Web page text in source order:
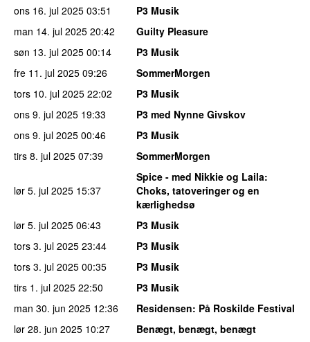
ons 16. jul 2025 03:51
P3 Musik
man 14. jul 2025 20:42
Guilty Pleasure
søn 13. jul 2025 00:14
P3 Musik
fre 11. jul 2025 09:26
SommerMorgen
tors 10. jul 2025 22:02
P3 Musik
ons 9. jul 2025 19:33
P3 med Nynne Givskov
ons 9. jul 2025 00:46
P3 Musik
tirs 8. jul 2025 07:39 SommerMorgen
lør 5. jul 2025 15:37
Spice - med Nikkie og Laila:
Choks, tatoveringer og en
kærlighedsø
lør 5. jul 2025 06:43
P3 Musik
tors 3. jul 2025 23:44
P3 Musik
tors 3. jul 2025 00:35
P3 Musik
tirs 1. jul 2025 22:50
P3 Musik
man 30. jun 2025 12:36 Residensen: På Roskilde Festival
lør 28. jun 2025 10:27
Benægt, benægt, benægt